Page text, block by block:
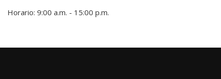
Horario: 9:00 a.m. - 15:00 p.m.